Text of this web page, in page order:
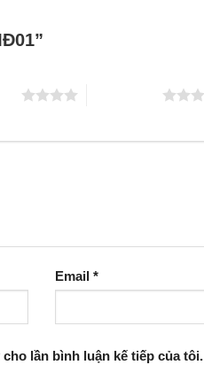
Email *
lần bình luận kế tiếp của tôi.